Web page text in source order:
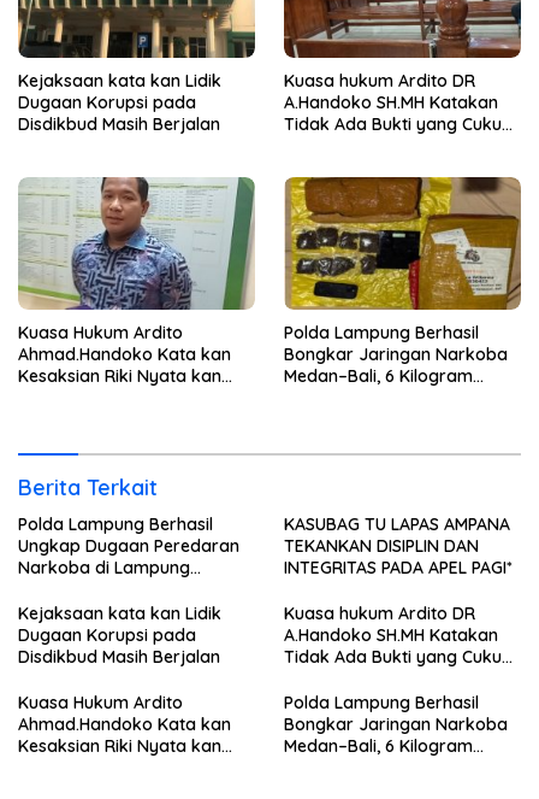
Kejaksaan kata kan Lidik
Dugaan Korupsi pada
Disdikbud Masih Berjalan
Kuasa hukum Ardito DR
A.Handoko SH.MH Katakan
Tidak Ada Bukti yang Cukup
Kuasa Hukum Ardito
Ahmad.Handoko Kata kan
Kesaksian Riki Nyata kan
Polda Lampung Berhasil
Bongkar Jaringan Narkoba
Medan–Bali, 6 Kilogram
Berita Terkait
Polda Lampung Berhasil
Ungkap Dugaan Peredaran
Narkoba di Lampung
Pelaku Diamankan
KASUBAG TU LAPAS AMPANA
TEKANKAN DISIPLIN DAN
INTEGRITAS PADA APEL PAGI*
Kejaksaan kata kan Lidik
Dugaan Korupsi pada
Disdikbud Masih Berjalan
Kuasa hukum Ardito DR
A.Handoko SH.MH Katakan
Tidak Ada Bukti yang Cukup
Kuasa Hukum Ardito
Ahmad.Handoko Kata kan
Kesaksian Riki Nyata kan
Polda Lampung Berhasil
Bongkar Jaringan Narkoba
Medan–Bali, 6 Kilogram